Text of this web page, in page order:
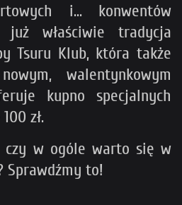
i... konwentów
już właściwie tradycja
Tsuru Klub, która także
walentynkowym
kupno specjalnych
zł.
czy w ogóle warto się w
Sprawdźmy to!